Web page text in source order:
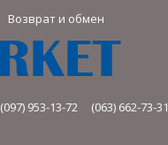
Возврат и обмен
(097) 953-13-72 (063) 662-73-31